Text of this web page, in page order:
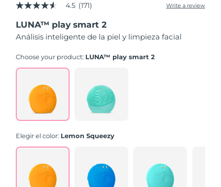
4.5
of
5
stars,
rating
Read
Reviews.
Same
page
link.
4.5 (171) Write a review
LUNA™ play smart 2
Análisis inteligente de la piel y limpieza facial
Choose your product: LUNA™ play smart 2
Elegir el color: Lemon Squeezy